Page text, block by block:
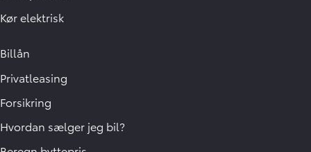
Kør elektrisk
Billån
Privatleasing
Forsikring
Hvordan sælger jeg bil?